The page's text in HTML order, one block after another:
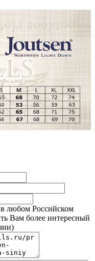
в любом Российском
Вам более интересный